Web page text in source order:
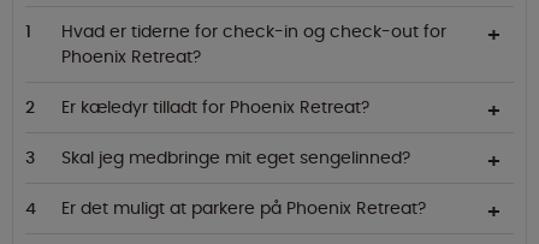
Hvad er tiderne for check-in og check-out for
Phoenix Retreat?
Er kæledyr tilladt for Phoenix Retreat?
Skal jeg medbringe mit eget sengelinned?
Er det muligt at parkere på Phoenix Retreat?